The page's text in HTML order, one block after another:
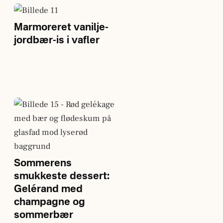
Marmoreret vanilje-
jordbær-is i vafler
Sommerens
smukkeste dessert:
Gelérand med
champagne og
sommerbær